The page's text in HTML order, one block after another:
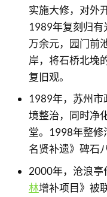
实施大修，对外
1989年复刻归
万余元，园门前
岸，将石桥北堍
复旧观。
1989年，苏州市
境整治，同时净
堂。1998年整修
名贤补遗》碑石
2000年，沧浪亭
林增补项目》被